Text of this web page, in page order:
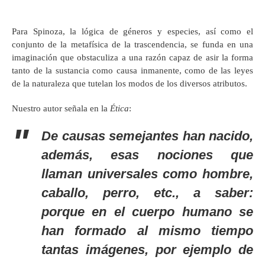
Para Spinoza, la lógica de géneros y especies, así como el
conjunto de la metafísica de la trascendencia, se funda en una
imaginación que obstaculiza a una razón capaz de asir la forma
tanto de la sustancia como causa inmanente, como de las leyes
de la naturaleza que tutelan los modos de los diversos atributos.
Nuestro autor señala en la Ética:
De causas semejantes han nacido,
además, esas nociones que
llaman universales como hombre,
caballo, perro, etc., a saber:
porque en el cuerpo humano se
han formado al mismo tiempo
tantas imágenes, por ejemplo de